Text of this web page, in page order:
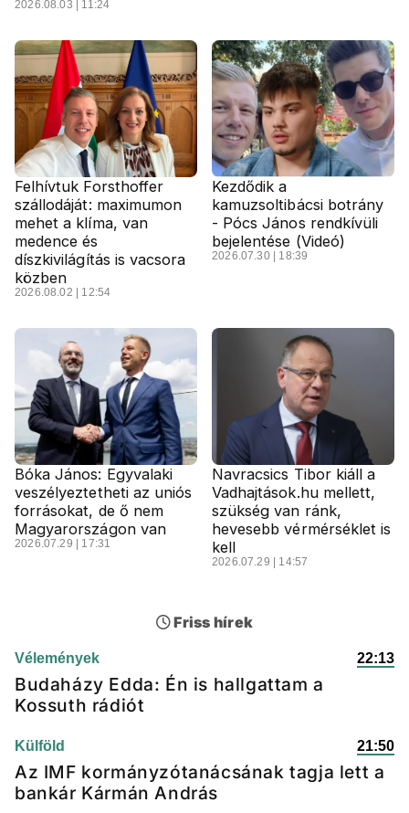
2026.08.03 | 11:24
Felhívtuk Forsthoffer
szállodáját: maximumon
mehet a klíma, van
medence és
díszkivilágítás is vacsora
közben
2026.08.02 | 12:54
Kezdődik a
kamuzsoltibácsi botrány
- Pócs János rendkívüli
bejelentése (Videó)
2026.07.30 | 18:39
Bóka János: Egyvalaki
veszélyeztetheti az uniós
forrásokat, de ő nem
Magyarországon van
2026.07.29 | 17:31
Navracsics Tibor kiáll a
Vadhajtások.hu mellett,
szükség van ránk,
hevesebb vérmérséklet is
kell
2026.07.29 | 14:57
Friss hírek
Vélemények 22:13
Budaházy Edda: Én is hallgattam a
Kossuth rádiót
Külföld 21:50
Az IMF kormányzótanácsának tagja lett a
bankár Kármán András